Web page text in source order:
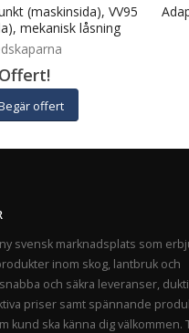
(maskinsida), VV95
mekanisk låsning
Offert!
offert
svensk marknadsplats som
inom skog, lantbruk och
och säkra leveranser,
priser samt spännande
kund ska känna dig välkommen.